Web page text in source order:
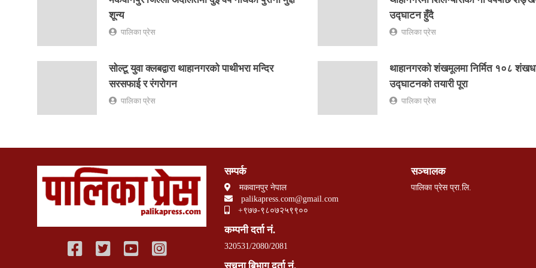
शून्य
पालिका प्रेस
उद्घाटन हुँदै
पालिका प्रेस
सोल्टू युवा क्लबद्वारा थाहानगरको पाथीभरा मन्दिर
सरसफाई र रंगरोगन
पालिका प्रेस
थाहानगरको शंखमूलमा निर्मित १०८
उद्घाटनको तयारी पूरा
पालिका प्रेस
सम्पर्क
मकवानपुर नेपाल
palikapress.com@gmail.com
+९७७-९८०७२५९९००
कम्पनी दर्ता नं.
320531/2080/2081
सञ्चालक
पालिका प्रेस प्रा.लि.